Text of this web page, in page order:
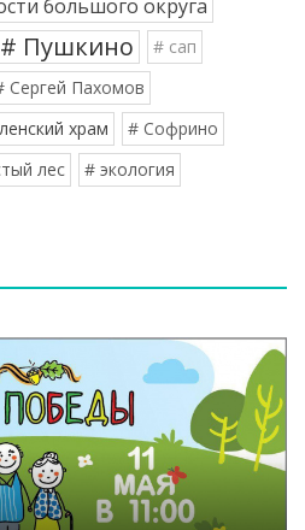
большого округа
# Пушкино
# сап
Сергей Пахомов
храм
# Софрино
лес # экология